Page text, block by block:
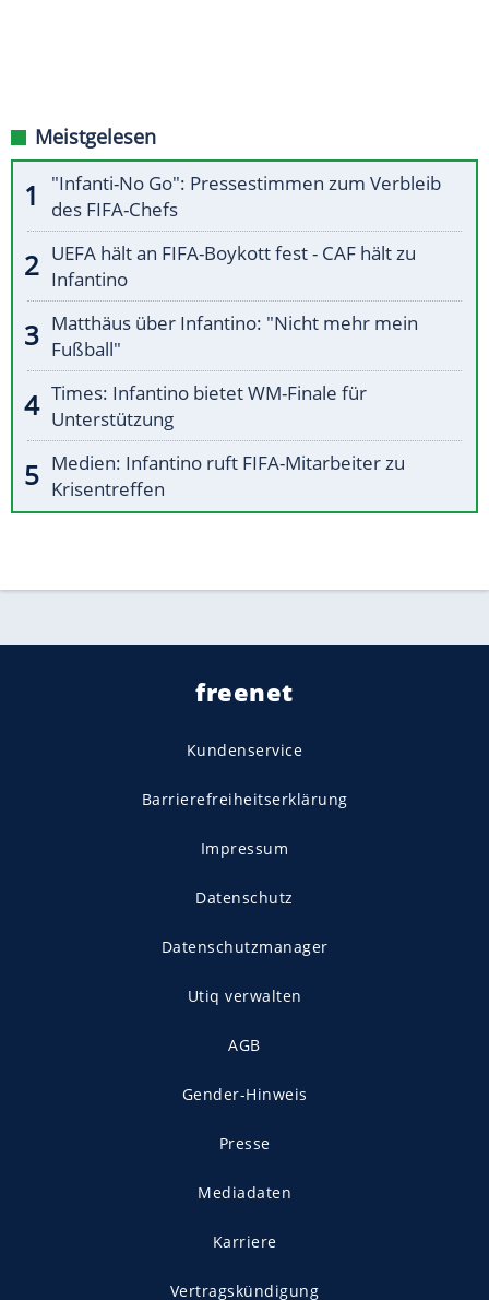
Meistgelesen
"Infanti-No Go": Pressestimmen zum Verbleib
des FIFA-Chefs
UEFA hält an FIFA-Boykott fest - CAF hält zu
Infantino
Matthäus über Infantino: "Nicht mehr mein
Fußball"
Times: Infantino bietet WM-Finale für
Unterstützung
Medien: Infantino ruft FIFA-Mitarbeiter zu
Krisentreffen
freenet
Kundenservice
Barrierefreiheitserklärung
Impressum
Datenschutz
Datenschutzmanager
Utiq verwalten
AGB
Gender-Hinweis
Presse
Mediadaten
Karriere
Vertragskündigung